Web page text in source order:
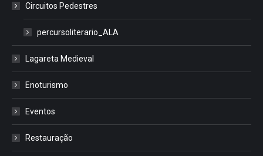
Circuitos Pedestres
percursoliterario_ALA
Lagareta Medieval
Enoturismo
Eventos
Restauração